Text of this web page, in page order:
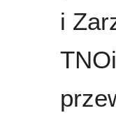
i